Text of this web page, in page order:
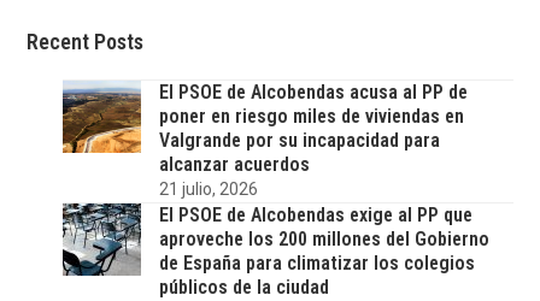
Recent Posts
El PSOE de Alcobendas acusa al PP de
poner en riesgo miles de viviendas en
Valgrande por su incapacidad para
alcanzar acuerdos
21 julio, 2026
El PSOE de Alcobendas exige al PP que
aproveche los 200 millones del Gobierno
de España para climatizar los colegios
públicos de la ciudad